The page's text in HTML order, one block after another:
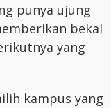
punya ujung
bekal
yang
kampus yang